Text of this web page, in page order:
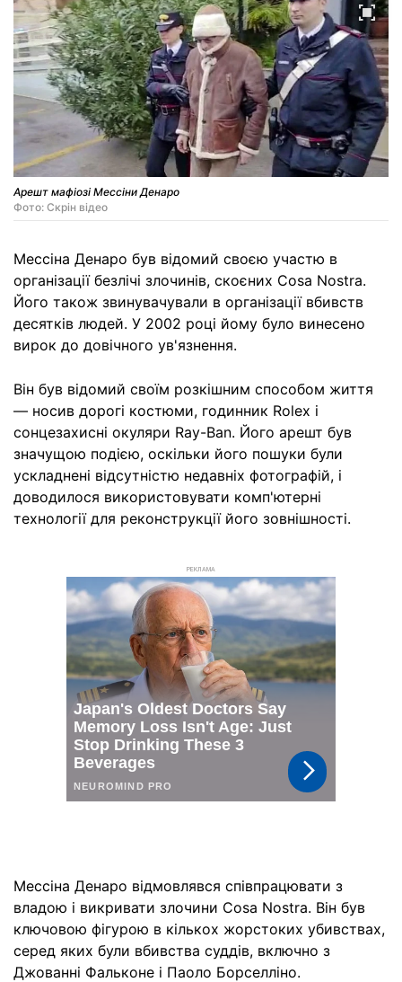
Арешт мафіозі Мессіни Денаро
Фото: Скрін відео
Мессіна Денаро був відомий своєю участю в
організації безлічі злочинів, скоєних Cosa Nostra.
Його також звинувачували в організації вбивств
десятків людей. У 2002 році йому було винесено
вирок до довічного ув'язнення.
Він був відомий своїм розкішним способом життя
— носив дорогі костюми, годинник Rolex і
сонцезахисні окуляри Ray-Ban. Його арешт був
значущою подією, оскільки його пошуки були
ускладнені відсутністю недавніх фотографій, і
доводилося використовувати комп'ютерні
технології для реконструкції його зовнішності.
РЕКЛАМА
Мессіна Денаро відмовлявся співпрацювати з
владою і викривати злочини Cosa Nostra. Він був
ключовою фігурою в кількох жорстоких убивствах,
серед яких були вбивства суддів, включно з
Джованні Фальконе і Паоло Борселліно.